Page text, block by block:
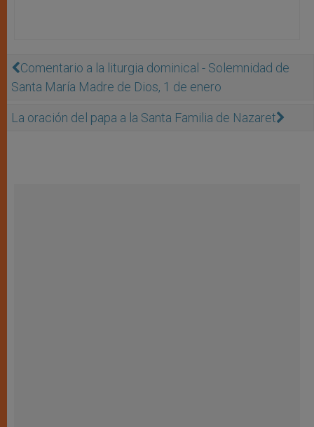
Comentario a la liturgia dominical - Solemnidad de
Santa María Madre de Dios, 1 de enero
La oración del papa a la Santa Familia de Nazaret